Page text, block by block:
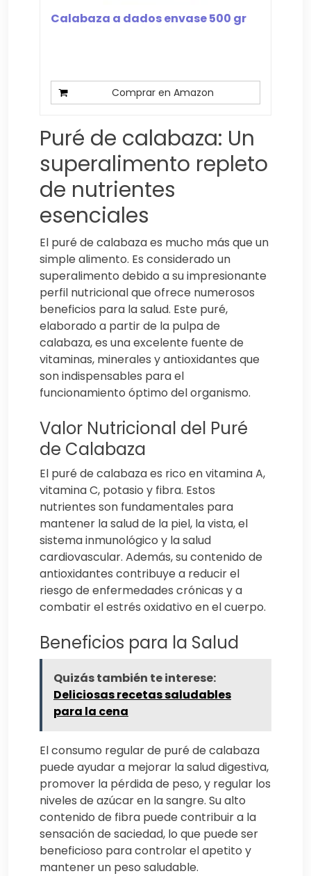
Calabaza a dados envase 500 gr
Comprar en Amazon
Puré de calabaza: Un
superalimento repleto
de nutrientes
esenciales
El puré de calabaza es mucho más que un
simple alimento. Es considerado un
superalimento debido a su impresionante
perfil nutricional que ofrece numerosos
beneficios para la salud. Este puré,
elaborado a partir de la pulpa de
calabaza, es una excelente fuente de
vitaminas, minerales y antioxidantes que
son indispensables para el
funcionamiento óptimo del organismo.
Valor Nutricional del Puré
de Calabaza
El puré de calabaza es rico en vitamina A,
vitamina C, potasio y fibra. Estos
nutrientes son fundamentales para
mantener la salud de la piel, la vista, el
sistema inmunológico y la salud
cardiovascular. Además, su contenido de
antioxidantes contribuye a reducir el
riesgo de enfermedades crónicas y a
combatir el estrés oxidativo en el cuerpo.
Beneficios para la Salud
Quizás también te interese:
Deliciosas recetas saludables
para la cena
El consumo regular de puré de calabaza
puede ayudar a mejorar la salud digestiva,
promover la pérdida de peso, y regular los
niveles de azúcar en la sangre. Su alto
contenido de fibra puede contribuir a la
sensación de saciedad, lo que puede ser
beneficioso para controlar el apetito y
mantener un peso saludable.